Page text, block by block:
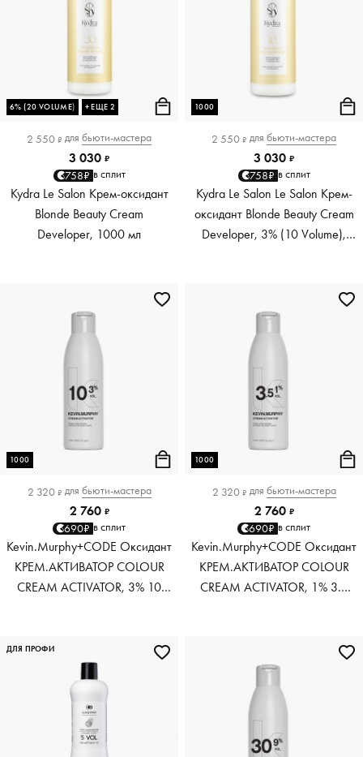
6% (20 VOLUME) + ЕЩЕ 2
2 550 ₽ для бьюти-мастера
3 030 ₽
758₽ в сплит
Kydra Le Salon Крем-оксидант
Blonde Beauty Cream
Developer, 1000 мл
1000
2 550 ₽ для бьюти-мастера
3 030 ₽
758₽ в сплит
Kydra Le Salon Le Salon Крем-
оксидант Blonde Beauty Cream
Developer, 3% (10 Volume),
1000
2 320 ₽ для бьюти-мастера
2 760 ₽
690₽ в сплит
Kevin.Murphy+CODE Оксидант
КРЕМ.АКТИВАТОР COLOUR
CREAM ACTIVATOR, 3% 10
1000
2 320 ₽ для бьюти-мастера
2 760 ₽
690₽ в сплит
Kevin.Murphy+CODE Оксидант
КРЕМ.АКТИВАТОР COLOUR
CREAM ACTIVATOR, 1% 3.5
ДЛЯ ПРОФИ